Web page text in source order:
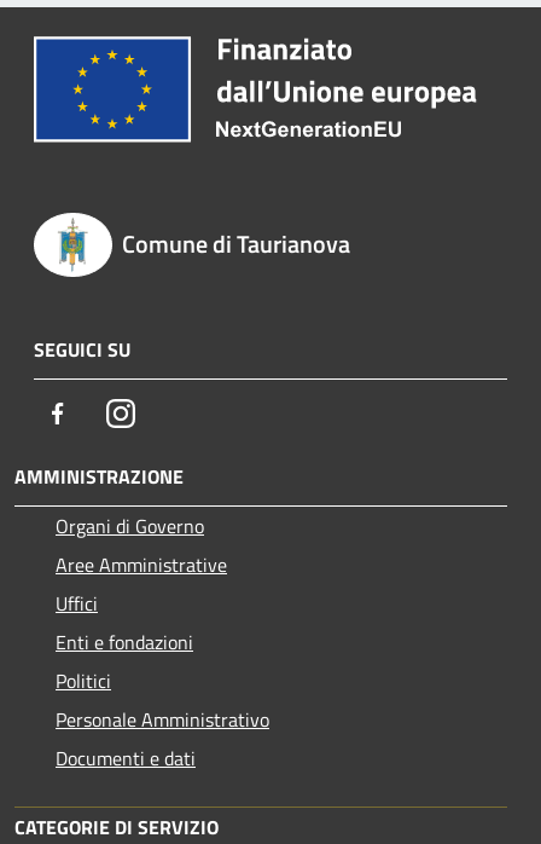
Comune di Taurianova
SEGUICI SU
FacebookInstagram
AMMINISTRAZIONE
Organi di Governo
Aree Amministrative
Uffici
Enti e fondazioni
Politici
Personale Amministrativo
Documenti e dati
CATEGORIE DI SERVIZIO